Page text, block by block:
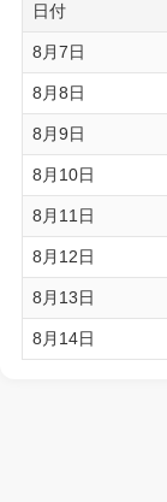
日付
8月7日
8月8日
8月9日
8月10日
8月11日
8月12日
8月13日
8月14日